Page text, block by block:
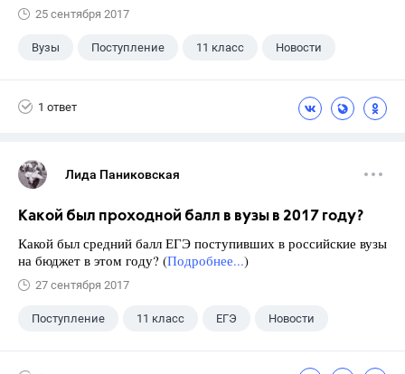
25 сентября 2017
Вузы Поступление 11 класс Новости
1 ответ
Лида Паниковская
Какой был проходной балл в вузы в 2017 году?
Какой был средний балл ЕГЭ поступивших в российские вузы
на бюджет в этом году? (Подробнее...)
27 сентября 2017
Поступление 11 класс ЕГЭ Новости